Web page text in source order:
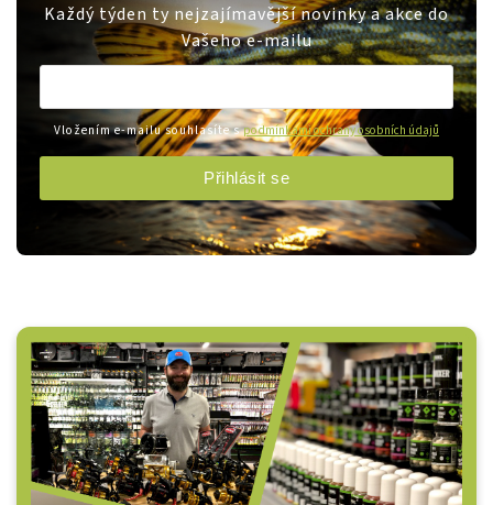
Každý týden ty nejzajímavější novinky a akce do
Vašeho e-mailu
Vložením e-mailu souhlasíte spodmínkami ochrany osobních údajů
Přihlásit se